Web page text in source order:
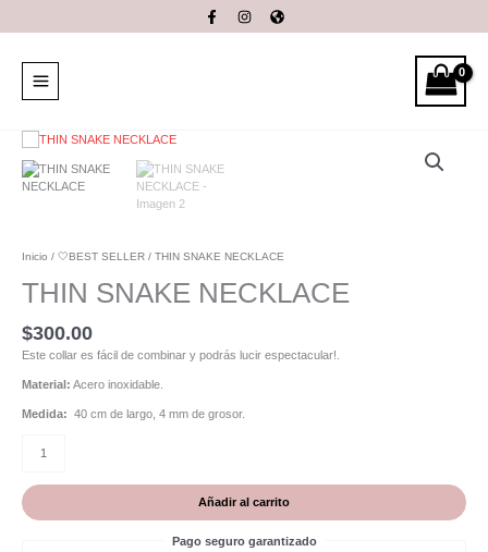
Inicio / 🤍BEST SELLER / THIN SNAKE NECKLACE
THIN SNAKE NECKLACE
$300.00
Este collar es fácil de combinar y podrás lucir espectacular!.
Material: Acero inoxidable.
Medida: 40 cm de largo, 4 mm de grosor.
THIN
NECKLACE
cantidad
Añadir al carrito
Pago seguro garantizado